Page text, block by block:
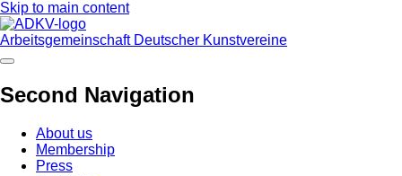
Skip to main content
Arbeitsgemeinschaft Deutscher Kunstvereine
Second Navigation
About us
Membership
Press